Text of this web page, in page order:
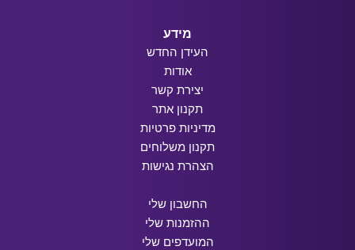
מידע
העידן החדש
אודות
יצירת קשר
תקנון אתר
מדיניות פרטיות
תקנון משלוחים
הצהרת נגישות
החשבון שלי
ההזמנות שלי
המועדפים שלי